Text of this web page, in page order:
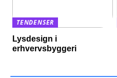
TENDENSER
Lysdesign i
erhvervsbyggeri